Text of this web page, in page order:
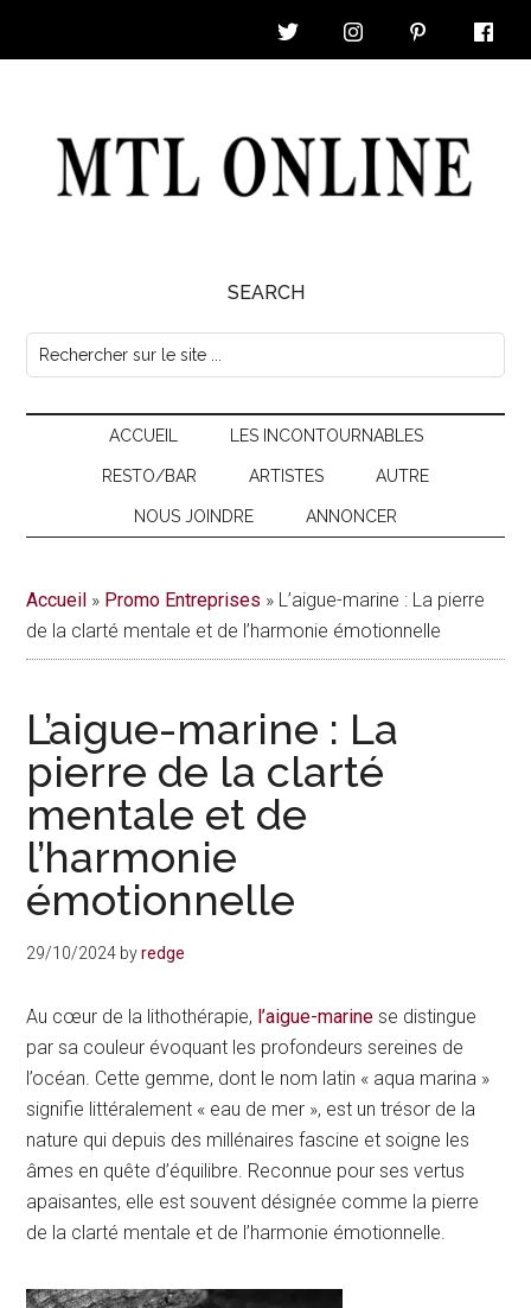
Online
|
Nouvelles
de
vie
urbaine
à
Montréal
SEARCH
Rechercher
sur
le
ACCUEIL LES INCONTOURNABLES
RESTO/BAR ARTISTES AUTRE
NOUS JOINDRE ANNONCER
Accueil » Promo Entreprises » L’aigue-marine : La pierre
de la clarté mentale et de l’harmonie émotionnelle
L’aigue-marine : La
pierre de la clarté
mentale et de
l’harmonie
émotionnelle
29/10/2024 byredge
Au cœur de la lithothérapie, l’aigue-marine se distingue
par sa couleur évoquant les profondeurs sereines de
l’océan. Cette gemme, dont le nom latin « aqua marina »
signifie littéralement « eau de mer », est un trésor de la
nature qui depuis des millénaires fascine et soigne les
âmes en quête d’équilibre. Reconnue pour ses vertus
apaisantes, elle est souvent désignée comme la pierre
de la clarté mentale et de l’harmonie émotionnelle.